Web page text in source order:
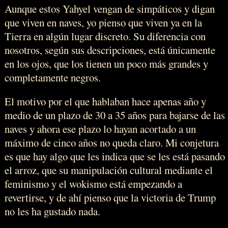
Aunque estos Yahyel vengan de simpáticos y digan
que viven en naves, yo pienso que viven ya en la
Tierra en algún lugar discreto. Su diferencia con
nosotros, según sus descripciones, está únicamente
en los ojos, que los tienen un poco más grandes y
completamente negros.
El motivo por el que hablaban hace apenas año y
medio de un plazo de 30 a 35 años para bajarse de las
naves y ahora ese plazo lo hayan acortado a un
máximo de cinco años no queda claro. Mi conjetura
es que hay algo que les indica que se les está pasando
el arroz, que su manipulación cultural mediante el
feminismo y el wokismo está empezando a
revertirse, y de ahí pienso que la victoria de Trump
no les ha gustado nada.